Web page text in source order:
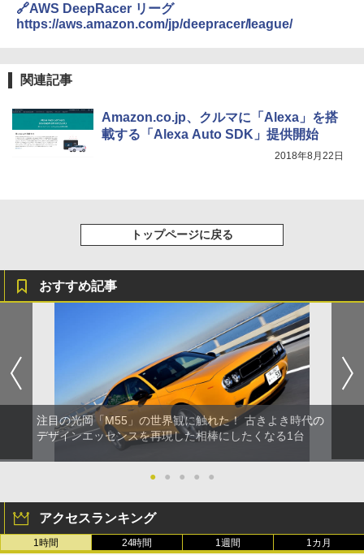
🔗AWS DeepRacer リーグ
https://aws.amazon.com/jp/deepracer/league/
関連記事
Amazon.co.jp、クルマに「Alexa」を搭
載する「Alexa Auto SDK」提供開始
2018年8月22日
トップページに戻る
おすすめ記事
注目の光岡「M55」の世界観に触れた！ 古きよき時代の
デザインエッセンスを再現した相棒にしたくなる1台
● ● ● ● ●
アクセスランキング
1時間 24時間 1週間 1カ月